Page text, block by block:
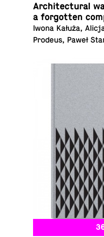
Ar­chi­tec­tural
a for­got­ten
Iwona Kałuża,
Prodeus, Paweł